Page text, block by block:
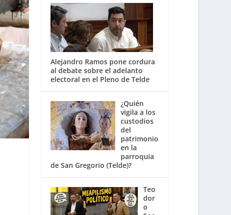
Alejandro Ramos pone cordura
al debate sobre el adelanto
electoral en el Pleno de Telde
¿Quién
vigila a los
custodios
del
patrimonio
en la
parroquia
de San Gregorio (Telde)?
Teo
dor
o